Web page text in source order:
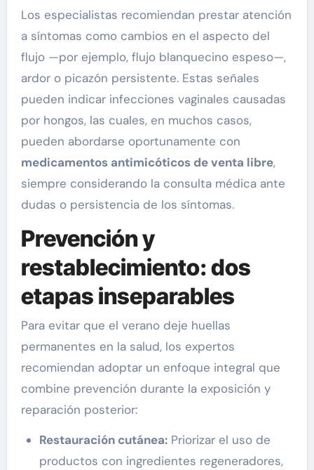
Los especialistas recomiendan prestar atención
a síntomas como cambios en el aspecto del
flujo —por ejemplo, flujo blanquecino espeso—,
ardor o picazón persistente. Estas señales
pueden indicar infecciones vaginales causadas
por hongos, las cuales, en muchos casos,
pueden abordarse oportunamente con
medicamentos antimicóticos de venta libre,
siempre considerando la consulta médica ante
dudas o persistencia de los síntomas.
Prevención y
restablecimiento: dos
etapas inseparables
Para evitar que el verano deje huellas
permanentes en la salud, los expertos
recomiendan adoptar un enfoque integral que
combine prevención durante la exposición y
reparación posterior:
Restauración cutánea:Priorizar el uso de
productos con ingredientes regeneradores,